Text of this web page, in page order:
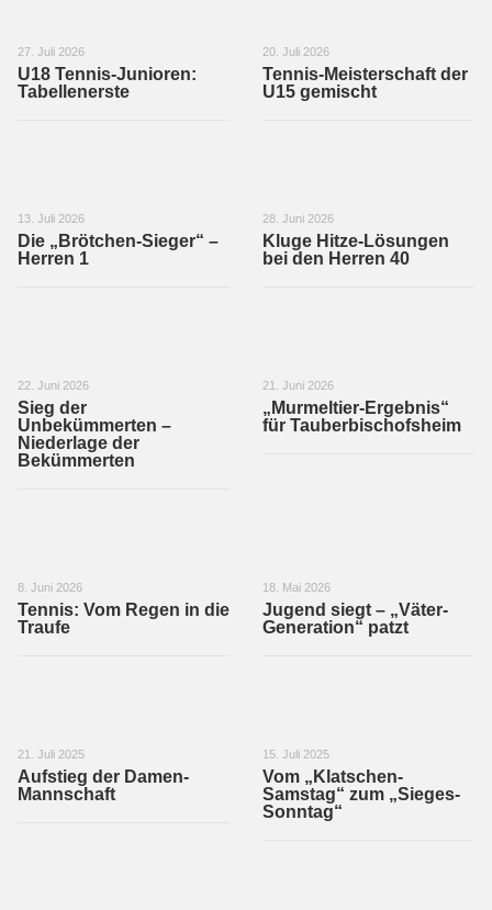
27. Juli 2026
U18 Tennis-Junioren:
Tabellenerste
20. Juli 2026
Tennis-Meisterschaft der
U15 gemischt
13. Juli 2026
Die „Brötchen-Sieger“ –
Herren 1
28. Juni 2026
Kluge Hitze-Lösungen
bei den Herren 40
22. Juni 2026
Sieg der
Unbekümmerten –
Niederlage der
Bekümmerten
21. Juni 2026
„Murmeltier-Ergebnis“
für Tauberbischofsheim
8. Juni 2026
Tennis: Vom Regen in die
Traufe
18. Mai 2026
Jugend siegt – „Väter-
Generation“ patzt
21. Juli 2025
Aufstieg der Damen-
Mannschaft
15. Juli 2025
Vom „Klatschen-
Samstag“ zum „Sieges-
Sonntag“